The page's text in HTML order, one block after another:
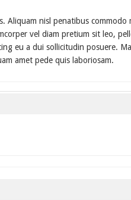
Aliquam nisl penatibus commodo
vel diam pretium sit leo,
eu a dui sollicitudin posuere.
amet pede quis laboriosam.